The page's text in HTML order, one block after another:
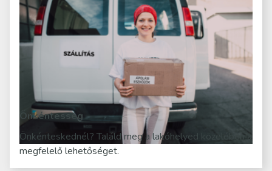
Önkéntesség
Önkénteskednél? Találd meg a lakóhelyed közelében a
megfelelő lehetőséget.